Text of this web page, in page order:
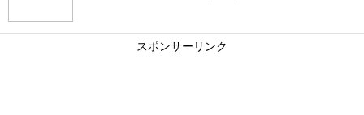
スポンサーリンク